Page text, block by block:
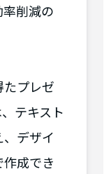
削減の
プレゼ
テキスト
デザイ
成でき